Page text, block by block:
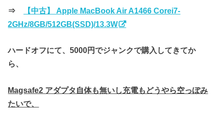
⇒
【中古】 Apple MacBook Air A1466 Corei7-
2GHz/8GB/512GB(SSD)/13.3W
ハードオフにて、5000円でジャンクで購入してきてか
ら、
Magsafe2 アダプタ自体も無いし充電もどうやら空っぽみ
たいで、